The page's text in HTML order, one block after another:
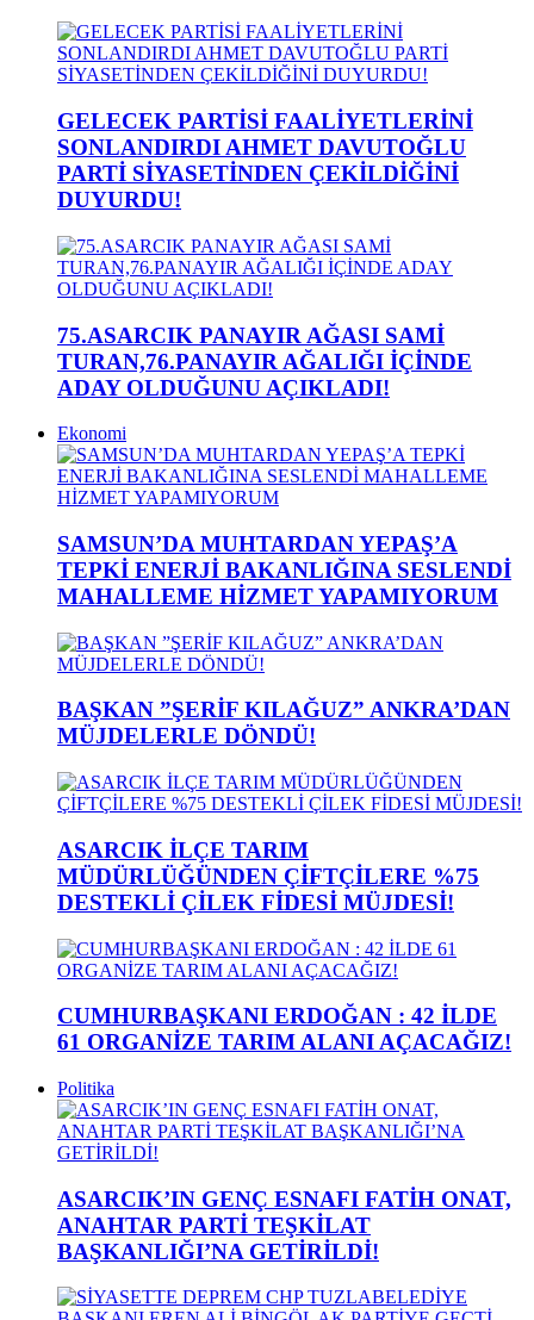
GELECEK PARTİSİ FAALİYETLERİNİ
SONLANDIRDI AHMET DAVUTOĞLU
PARTİ SİYASETİNDEN ÇEKİLDİĞİNİ
DUYURDU!
75.ASARCIK PANAYIR AĞASI SAMİ
TURAN,76.PANAYIR AĞALIĞI İÇİNDE
ADAY OLDUĞUNU AÇIKLADI!
Ekonomi
SAMSUN’DA MUHTARDAN YEPAŞ’A
TEPKİ ENERJİ BAKANLIĞINA SESLENDİ
MAHALLEME HİZMET YAPAMIYORUM
BAŞKAN ”ŞERİF KILAĞUZ” ANKRA’DAN
MÜJDELERLE DÖNDÜ!
ASARCIK İLÇE TARIM
MÜDÜRLÜĞÜNDEN ÇİFTÇİLERE %75
DESTEKLİ ÇİLEK FİDESİ MÜJDESİ!
CUMHURBAŞKANI ERDOĞAN : 42 İLDE
61 ORGANİZE TARIM ALANI AÇACAĞIZ!
Politika
ASARCIK’IN GENÇ ESNAFI FATİH ONAT,
ANAHTAR PARTİ TEŞKİLAT
BAŞKANLIĞI’NA GETİRİLDİ!